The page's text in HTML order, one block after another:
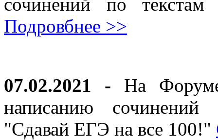
Подровбнее >>
07.02.2021 - На
написанию
"Сдавай ЕГЭ на все 100!"